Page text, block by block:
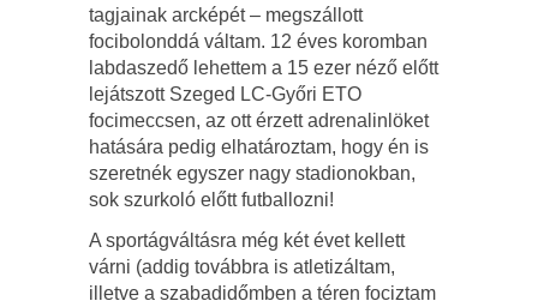
tagjainak arcképét – megszállott
focibolonddá váltam. 12 éves koromban
labdaszedő lehettem a 15 ezer néző előtt
lejátszott Szeged LC-Győri ETO
focimeccsen, az ott érzett adrenalinlöket
hatására pedig elhatároztam, hogy én is
szeretnék egyszer nagy stadionokban,
sok szurkoló előtt futballozni!
A sportágváltásra még két évet kellett
várni (addig továbbra is atletizáltam,
illetve a szabadidőmben a téren fociztam